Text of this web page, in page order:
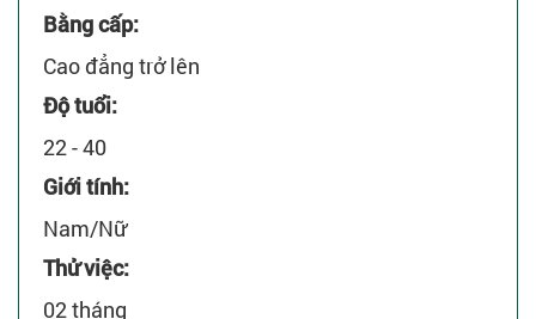
Bằng cấp:
Cao đẳng trở lên
Độ tuổi:
22 - 40
Giới tính:
Nam/Nữ
Thử việc:
02 tháng